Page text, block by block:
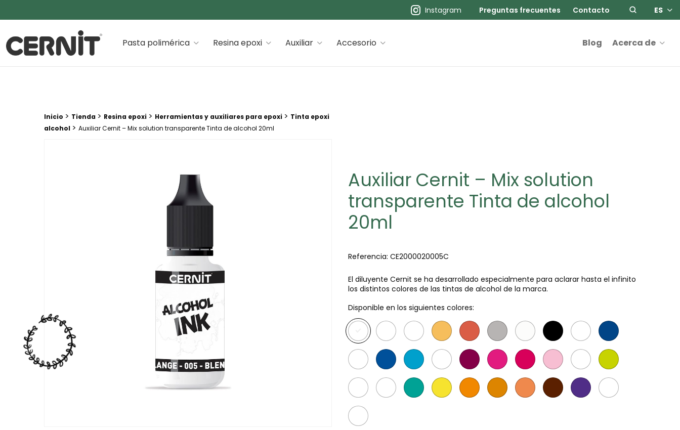
Instagram Preguntas frecuentes Contacto ES
Cernit Une qualité haut de gamme pour des créations premiums
Pasta polimérica Resina epoxi Auxiliar Accesorio Blog Acerca de
Breadcrumb trail:
Inicio > Tienda > Resina epoxi > Herramientas y auxiliares para epoxi > Tinta epoxi
alcohol > Auxiliar Cernit – Mix solution transparente Tinta de alcohol 20ml
Auxiliar Cernit – Mix solution
transparente Tinta de alcohol
20ml
Referencia: CE2000020005C
El diluyente Cernit se ha desarrollado especialmente para aclarar hasta el infinito
los distintos colores de las tintas de alcohol de la marca.
Disponible en los siguientes colores: